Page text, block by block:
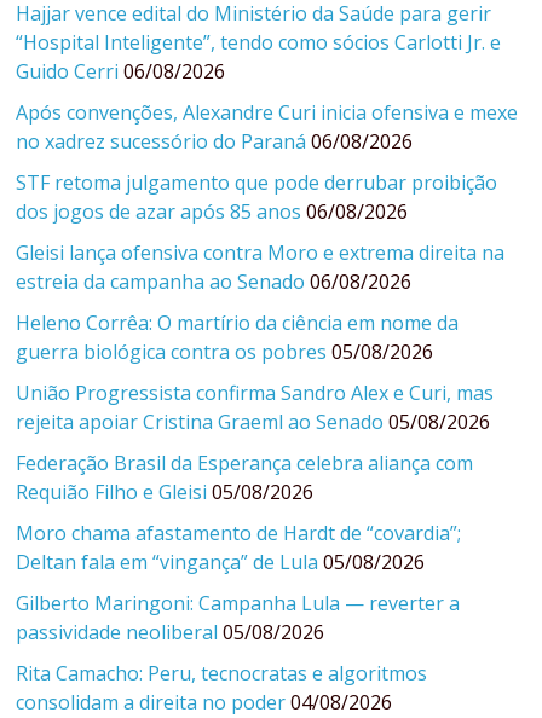
Hajjar vence edital do Ministério da Saúde para gerir
“Hospital Inteligente”, tendo como sócios Carlotti Jr. e
Guido Cerri 06/08/2026
Após convenções, Alexandre Curi inicia ofensiva e mexe
no xadrez sucessório do Paraná 06/08/2026
STF retoma julgamento que pode derrubar proibição
dos jogos de azar após 85 anos 06/08/2026
Gleisi lança ofensiva contra Moro e extrema direita na
estreia da campanha ao Senado 06/08/2026
Heleno Corrêa: O martírio da ciência em nome da
guerra biológica contra os pobres 05/08/2026
União Progressista confirma Sandro Alex e Curi, mas
rejeita apoiar Cristina Graeml ao Senado 05/08/2026
Federação Brasil da Esperança celebra aliança com
Requião Filho e Gleisi 05/08/2026
Moro chama afastamento de Hardt de “covardia”;
Deltan fala em “vingança” de Lula 05/08/2026
Gilberto Maringoni: Campanha Lula — reverter a
passividade neoliberal 05/08/2026
Rita Camacho: Peru, tecnocratas e algoritmos
consolidam a direita no poder 04/08/2026